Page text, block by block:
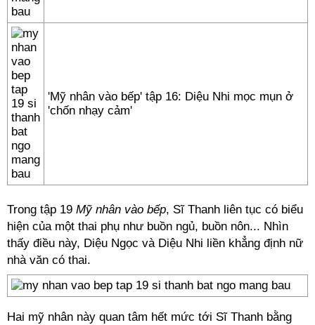
'Mỹ nhân vào bếp' tập 16: Diệu Nhi mọc mụn ở
'chốn nhạy cảm'
Trong tập 19 Mỹ nhân vào bếp, Sĩ Thanh liên tục có biểu
hiện của một thai phụ như buồn ngủ, buồn nôn... Nhìn
thấy điều này, Diệu Ngọc và Diệu Nhi liền khẳng định nữ
nhà văn có thai.
Hai mỹ nhân này quan tâm hết mức tới Sĩ Thanh bằng